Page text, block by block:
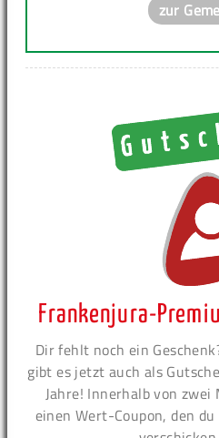
zur
Frankenjura-
Dir fehlt noch ein
gibt es jetzt auch als
Jahre! Innerhalb von
einen Wert-Coupon, den